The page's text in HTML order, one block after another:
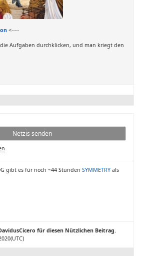
<-----
Aufgaben durchklicken, und man kriegt den
Netzis senden
gibt es für noch ~44 Stunden SYMMETRY als
für diesen Nützlichen Beitrag.